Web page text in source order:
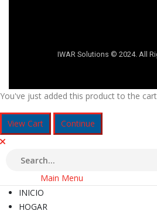
IWAR Solutions © 2024. All
You've just added this product to the
View Cart Continue
Main Menu
INICIO
HOGAR